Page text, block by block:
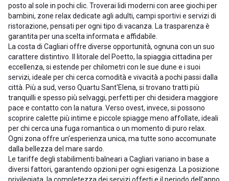
posto al sole in pochi clic. Troverai lidi moderni con aree giochi per
bambini, zone relax dedicate agli adulti, campi sportivi e servizi di
ristorazione, pensati per ogni tipo di vacanza. La trasparenza è
garantita per una scelta informata e affidabile.
La costa di Cagliari offre diverse opportunità, ognuna con un suo
carattere distintivo. Il litorale del Poetto, la spiaggia cittadina per
eccellenza, si estende per chilometri con le sue dune e i suoi
servizi, ideale per chi cerca comodità e vivacità a pochi passi dalla
città. Più a sud, verso Quartu Sant'Elena, si trovano tratti più
tranquilli e spesso più selvaggi, perfetti per chi desidera maggiore
pace e contatto con la natura. Verso ovest, invece, si possono
scoprire calette più intime e piccole spiagge meno affollate, ideali
per chi cerca una fuga romantica o un momento di puro relax.
Ogni zona offre un'esperienza unica, ma tutte sono accomunate
dalla bellezza del mare sardo.
Le tariffe degli stabilimenti balneari a Cagliari variano in base a
diversi fattori, garantendo opzioni per ogni esigenza. La posizione